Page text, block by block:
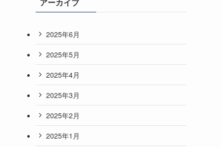
2025年6月
2025年5月
2025年4月
2025年3月
2025年2月
2025年1月